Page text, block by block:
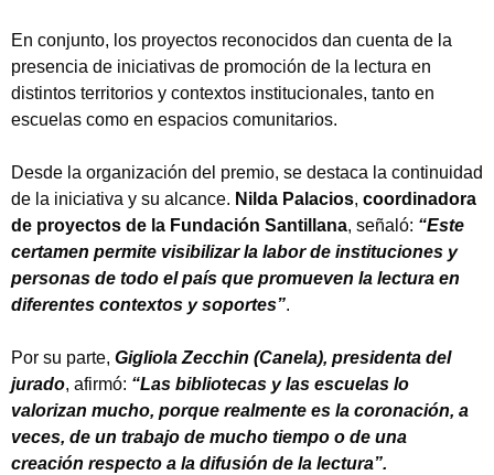
En conjunto, los proyectos reconocidos dan cuenta de la
presencia de iniciativas de promoción de la lectura en
distintos territorios y contextos institucionales, tanto en
escuelas como en espacios comunitarios.
Desde la organización del premio, se destaca la continuidad
de la iniciativa y su alcance. Nilda Palacios, coordinadora
de proyectos de la Fundación Santillana, señaló: “Este
certamen permite visibilizar la labor de instituciones y
personas de todo el país que promueven la lectura en
diferentes contextos y soportes”.
Por su parte, Gigliola Zecchin (Canela), presidenta del
jurado, afirmó: “Las bibliotecas y las escuelas lo
valorizan mucho, porque realmente es la coronación, a
veces, de un trabajo de mucho tiempo o de una
creación respecto a la difusión de la lectura”.